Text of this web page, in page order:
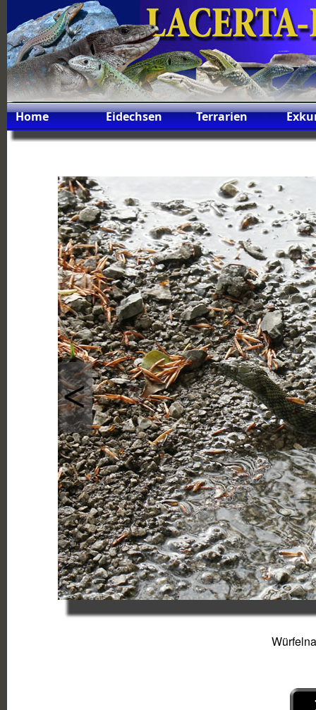
Home Eidechsen Terrarien